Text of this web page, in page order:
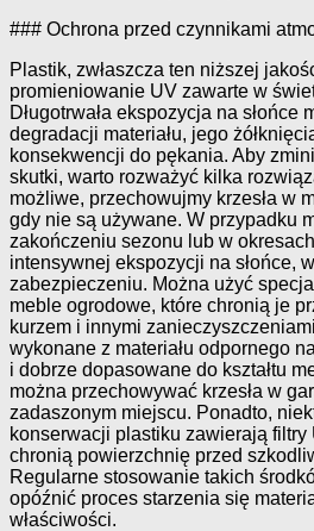
### Ochrona przed czynnikami
Plastik, zwłaszcza ten niższej
promieniowanie UV zawarte w
Długotrwała ekspozycja na słońce
degradacji materiału, jego
konsekwencji do pękania. Aby
skutki, warto rozważyć kilka
możliwe, przechowujmy krzesła w
gdy nie są używane. W przypadku
zakończeniu sezonu lub w okresach
intensywnej ekspozycji na słońce,
zabezpieczeniu. Można użyć
meble ogrodowe, które chronią je
kurzem i innymi
wykonane z materiału odpornego
i dobrze dopasowane do kształtu
można przechowywać krzesła w
zadaszonym miejscu. Ponadto,
konserwacji plastiku zawierają filtry
chronią powierzchnię przed
Regularne stosowanie takich
opóźnić proces starzenia się
właściwości.